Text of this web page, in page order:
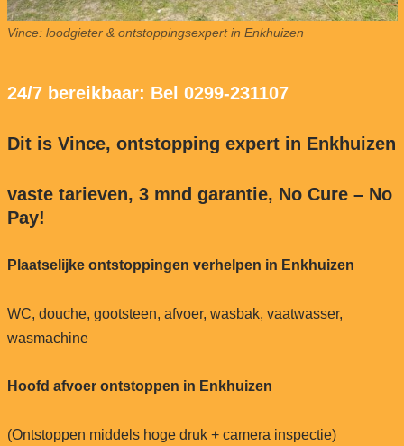
Vince: loodgieter & ontstoppingsexpert in Enkhuizen
24/7 bereikbaar: Bel 0299-231107
Dit is Vince, ontstopping expert in Enkhuizen
vaste tarieven, 3 mnd garantie, No Cure – No
Pay!
Plaatselijke ontstoppingen verhelpen in Enkhuizen
WC, douche, gootsteen, afvoer, wasbak, vaatwasser,
wasmachine
Hoofd afvoer ontstoppen in Enkhuizen
(Ontstoppen middels hoge druk + camera inspectie)